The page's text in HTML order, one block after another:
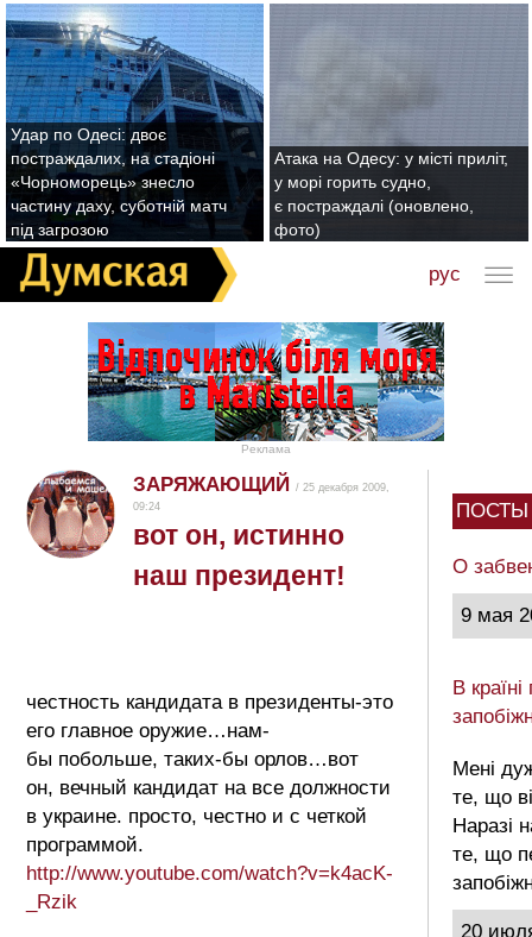
Удар по Одесі: двоє
постраждалих, на стадіоні
«Чорноморець» знесло
частину даху, суботній матч
під загрозою
Атака на Одесу: у місті приліт,
у морі горить судно,
є постраждалі (оновлено,
фото)
рус
Реклама
ЗАРЯЖАЮЩИЙ / 25 декабря 2009,
09:24
вот он, истинно
наш президент!
честность кандидата в президенты-это
его главное оружие…нам-
бы побольше, таких-бы орлов…вот
он, вечный кандидат на все должности
в украине. просто, честно и с четкой
программой.
http://www.youtube.com/watch?v=k4acK-
_Rzik
ПОСТЫ
О
9 мая
В
Мені
те, що
Наразі
те, що
20